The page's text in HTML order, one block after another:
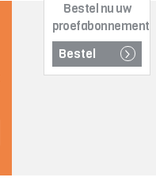
Bestel nu uw
proefabonnement
Bestel